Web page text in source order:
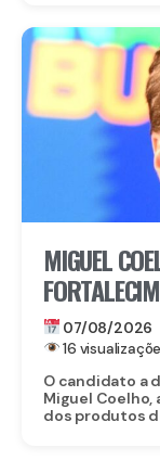
MIGUEL
VALE DO
DO
07/08/2026
16
O candidato a
Miguel Coelho,
dos produtos